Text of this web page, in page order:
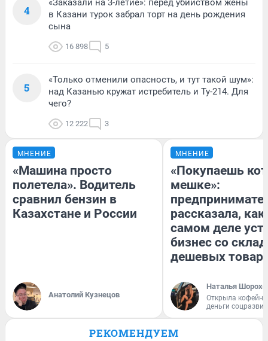
4
«Заказали на 3-летие»: перед убийством жены
в Казани турок забрал торт на день рождения
сына
16 898 5
5
«Только отменили опасность, и тут такой шум»:
над Казанью кружат истребитель и Ту-214. Для
чего?
12 222 3
МНЕНИЕ
«Машина просто
полетела». Водитель
сравнил бензин в
Казахстане и России
Анатолий Кузнецов
МНЕНИЕ
«Покупаешь
мешке»:
рассказала, как
самом деле
бизнес со
дешевых
Наталья
Открыла
деньги
РЕКОМЕНДУЕМ